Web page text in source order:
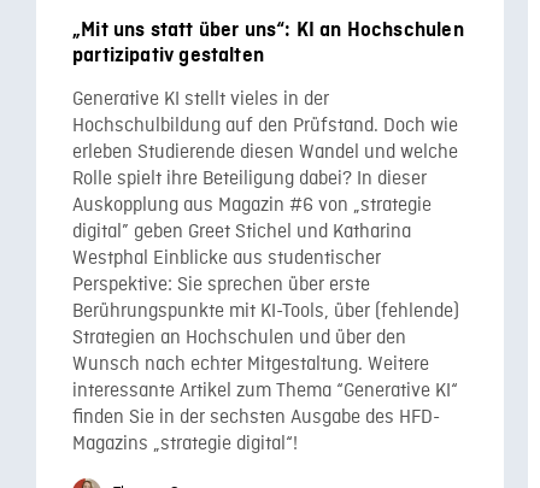
„Mit uns statt über uns“: KI an Hochschulen
partizipativ gestalten
Generative KI stellt vieles in der
Hochschulbildung auf den Prüfstand. Doch wie
erleben Studierende diesen Wandel und welche
Rolle spielt ihre Beteiligung dabei? In dieser
Auskopplung aus Magazin #6 von „strategie
digital” geben Greet Stichel und Katharina
Westphal Einblicke aus studentischer
Perspektive: Sie sprechen über erste
Berührungspunkte mit KI-Tools, über (fehlende)
Strategien an Hochschulen und über den
Wunsch nach echter Mitgestaltung. Weitere
interessante Artikel zum Thema “Generative KI“
finden Sie in der sechsten Ausgabe des HFD-
Magazins „strategie digital“!